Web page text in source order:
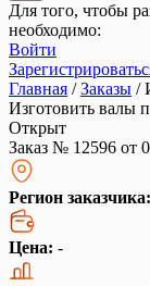
Для того, чтобы
необходимо:
Войти
Главная /Заказы /
Изготовить валы
Открыт
Заказ № 12596 от
Регион заказчика:
Цена: -